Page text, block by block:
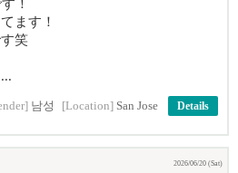
！
ます！
笑
남성 [Location] San Jose Details
2026/06/20 (Sat)